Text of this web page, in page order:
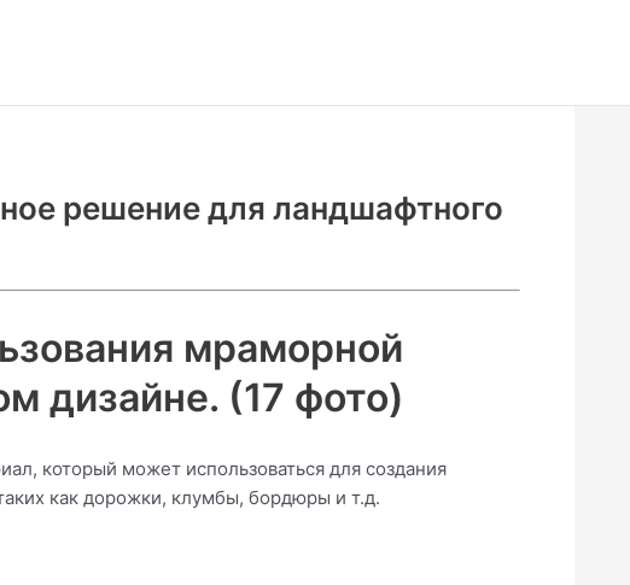
решение для ландшафтного
мраморной
дизайне. (17 фото)
который может использоваться для создания
как дорожки, клумбы, бордюры и т.д.